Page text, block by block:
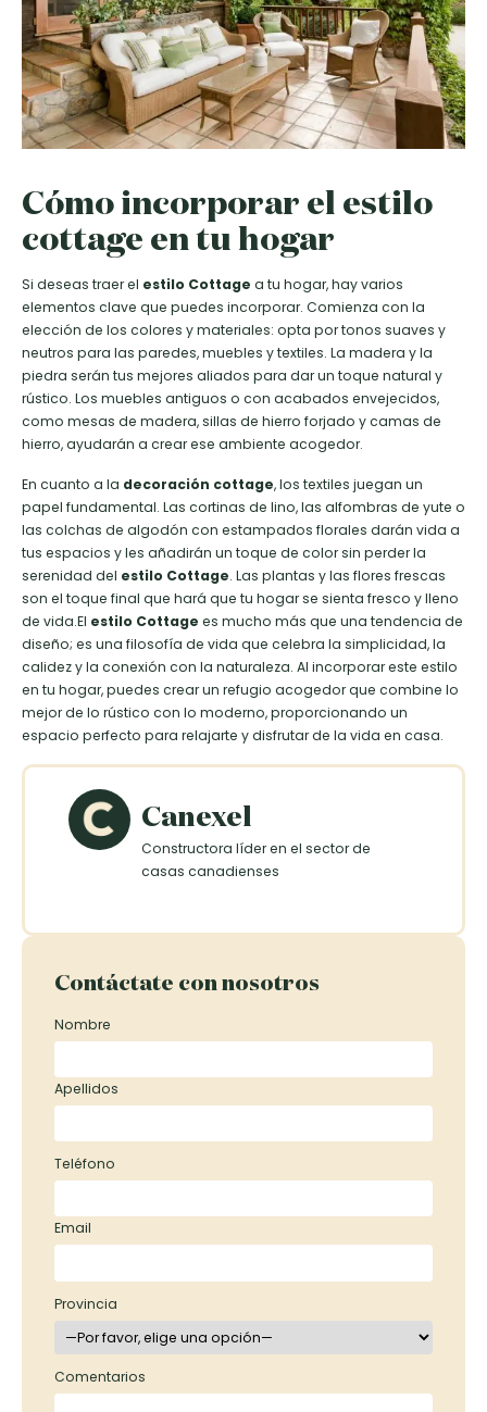
Cómo incorporar el estilo
cottage en tu hogar
Si deseas traer el estilo Cottage a tu hogar, hay varios
elementos clave que puedes incorporar. Comienza con la
elección de los colores y materiales: opta por tonos suaves y
neutros para las paredes, muebles y textiles. La madera y la
piedra serán tus mejores aliados para dar un toque natural y
rústico. Los muebles antiguos o con acabados envejecidos,
como mesas de madera, sillas de hierro forjado y camas de
hierro, ayudarán a crear ese ambiente acogedor.
En cuanto a la decoración cottage, los textiles juegan un
papel fundamental. Las cortinas de lino, las alfombras de yute o
las colchas de algodón con estampados florales darán vida a
tus espacios y les añadirán un toque de color sin perder la
serenidad del estilo Cottage. Las plantas y las flores frescas
son el toque final que hará que tu hogar se sienta fresco y lleno
de vida.El estilo Cottage es mucho más que una tendencia de
diseño; es una filosofía de vida que celebra la simplicidad, la
calidez y la conexión con la naturaleza. Al incorporar este estilo
en tu hogar, puedes crear un refugio acogedor que combine lo
mejor de lo rústico con lo moderno, proporcionando un
espacio perfecto para relajarte y disfrutar de la vida en casa.
Canexel
Constructora líder en el sector de
casas canadienses
Contáctate con nosotros
Nombre
Apellidos
Teléfono
Email
Provincia
Comentarios